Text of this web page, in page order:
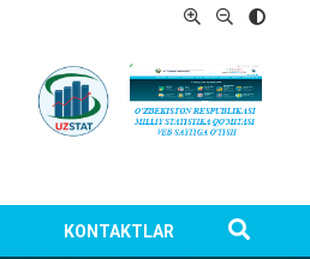
KONTAKTLAR